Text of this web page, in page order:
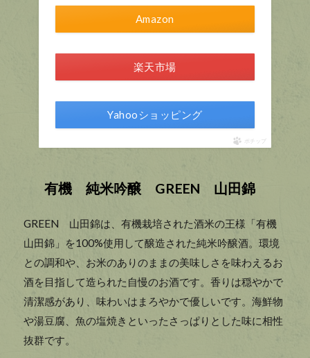
Amazon
楽天市場
Yahooショッピング
ポチップ
有機 純米吟醸 GREEN 山田錦
GREEN 山田錦は、有機栽培された酒米の王様「有機
山田錦」を100%使用して醸造された純米吟醸酒。環境
との調和や、お米のありのままの美味しさを味わえるお
酒を目指して造られた自慢のお酒です。香りは穏やかで
清潔感があり、味わいはまろやかで優しいです。海鮮物
や湯豆腐、魚の塩焼きといったさっぱりとした味に相性
抜群です。